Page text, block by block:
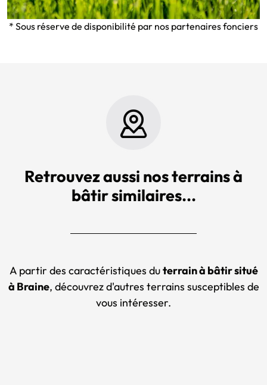
* Sous réserve de disponibilité par nos partenaires fonciers
Retrouvez aussi nos terrains à
bâtir similaires...
A partir des caractéristiques duterrain à bâtir situé
à Braine, découvrez d'autres terrains susceptibles de
vous intéresser.